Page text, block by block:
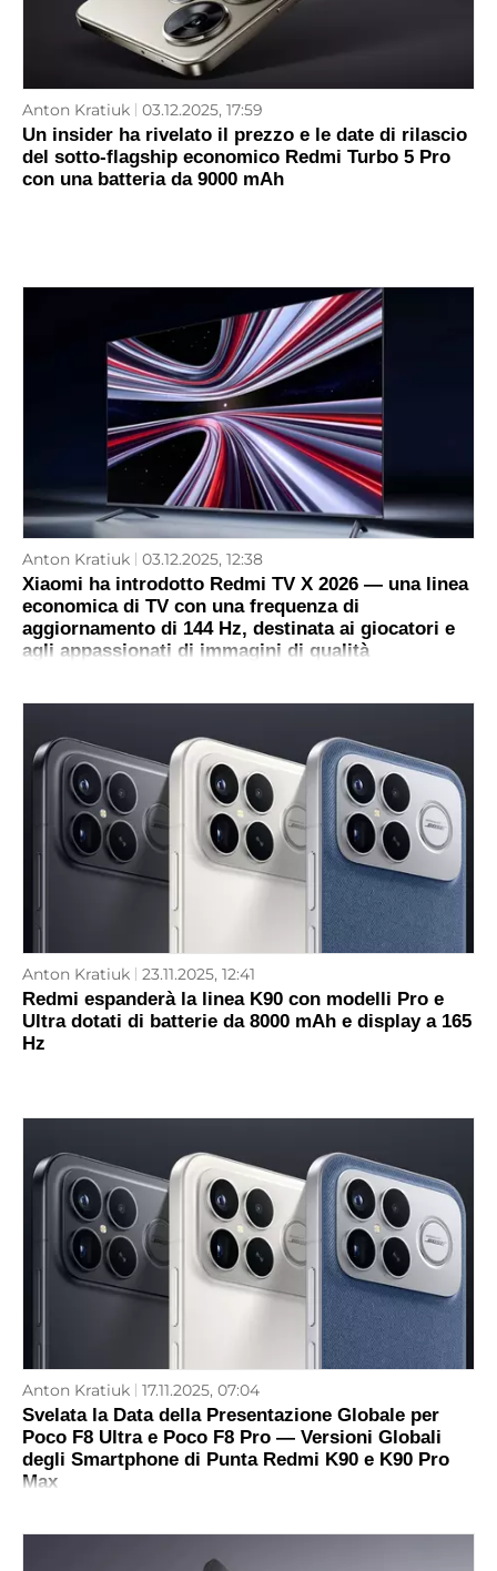
Anton Kratiuk 03.12.2025, 17:59
Un insider ha rivelato il prezzo e le date di rilascio
del sotto-flagship economico Redmi Turbo 5 Pro
con una batteria da 9000 mAh
Anton Kratiuk 03.12.2025, 12:38
Xiaomi ha introdotto Redmi TV X 2026 — una linea
economica di TV con una frequenza di
aggiornamento di 144 Hz, destinata ai giocatori e
agli appassionati di immagini di qualità
Anton Kratiuk 23.11.2025, 12:41
Redmi espanderà la linea K90 con modelli Pro e
Ultra dotati di batterie da 8000 mAh e display a 165
Hz
Anton Kratiuk 17.11.2025, 07:04
Svelata la Data della Presentazione Globale per
Poco F8 Ultra e Poco F8 Pro — Versioni Globali
degli Smartphone di Punta Redmi K90 e K90 Pro
Max